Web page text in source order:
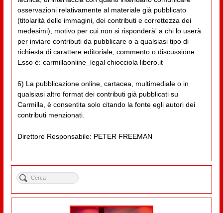
osservazioni relativamente al materiale già pubblicato
(titolarità delle immagini, dei contributi e correttezza dei
medesimi), motivo per cui non si risponderà' a chi lo userà
per inviare contributi da pubblicare o a qualsiasi tipo di
richiesta di carattere editoriale, commento o discussione.
Esso è: carmillaonline_legal chiocciola libero.it
6) La pubblicazione online, cartacea, multimediale o in
qualsiasi altro format dei contributi già pubblicati su
Carmilla, è consentita solo citando la fonte egli autori dei
contributi menzionati.
Direttore Responsabile: PETER FREEMAN